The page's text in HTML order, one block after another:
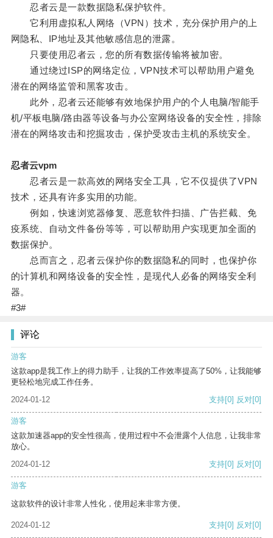
忍者云是一款数据隐私保护软件。
它利用虚拟私人网络（VPN）技术，充分保护用户的上
网隐私、IP地址及其他敏感信息的泄露。
只要使用忍者云，您的所有数据传输将被加密。
通过绕过ISP的网络定位，VPN技术可以帮助用户避免
潜在的网络监管和黑客攻击。
此外，忍者云还能够有效地保护用户的个人电脑/智能手
机/平板电脑/路由器等设备与办公室网络设备的安全性，排除
潜在的网络攻击和挖掘攻击，保护受攻击主机的系统安全。
忍者云vpm
忍者云是一款高效的网络安全工具，它不仅提供了VPN
技术，还具有许多实用的功能。
例如，快速浏览器修复、恶意软件扫描、广告拦截、免
疫系统、自动文件备份等等，可以帮助用户实现更加全面的
数据保护。
总而言之，忍者云保护你的数据隐私的同时，也保护你
的计算机和网络设备的安全性，是现代人必备的网络安全利
器。
#3#
评论
游客
这款app是我工作上的得力助手，让我的工作效率提高了50%，让我能够
更轻松地完成工作任务。
2024-01-12
支持[0] 反对[0]
游客
这款加速器app的安全性很高，使用过程中不会泄露个人信息，让我非常
放心。
2024-01-12
支持[0] 反对[0]
游客
这款软件的设计非常人性化，使用起来非常方便。
2024-01-12 支持[0] 反对[0]